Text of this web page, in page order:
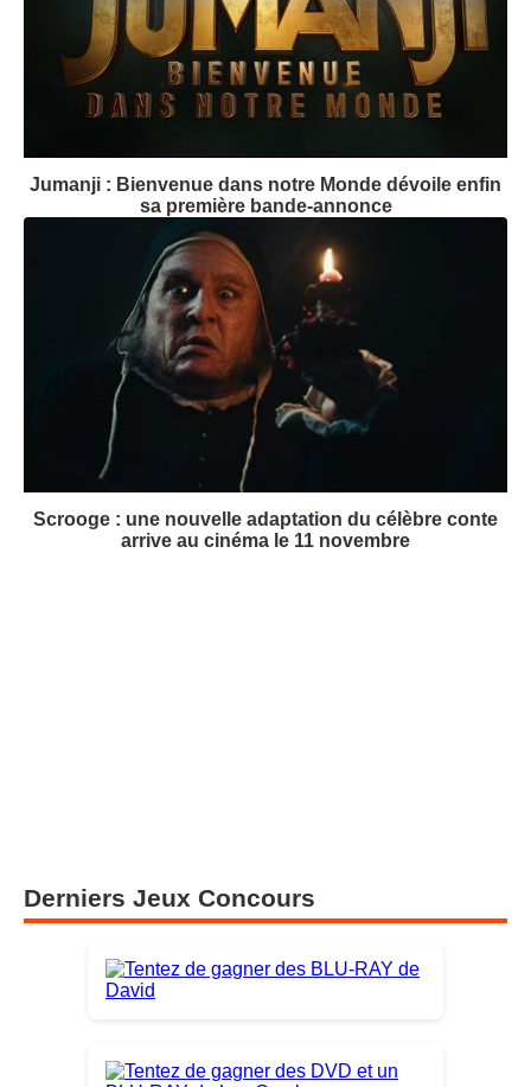
Jumanji : Bienvenue dans notre Monde dévoile enfin
sa première bande-annonce
Scrooge : une nouvelle adaptation du célèbre conte
arrive au cinéma le 11 novembre
Derniers Jeux Concours